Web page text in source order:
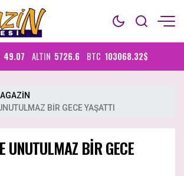
49.07 ALTIN 5726.6 BTC 103068.32$
BİR GECE YAŞATTI
UNUTULMAZ BİR GECE